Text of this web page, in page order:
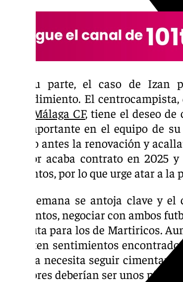
Por su parte, el caso de Izan
entendimiento. El
Málaga CF, tiene el deseo de
ser importante en el equipo de
cuanto antes la renovación y
jugador acaba contrato en 2025
conjuntos, por lo que urge atar a la
Esta semana se antoja clave y
momentos, negociar con ambos
absoluta para los de Martiricos.
y existen sentimientos
Málaga necesita seguir
jugadores deberían ser unos